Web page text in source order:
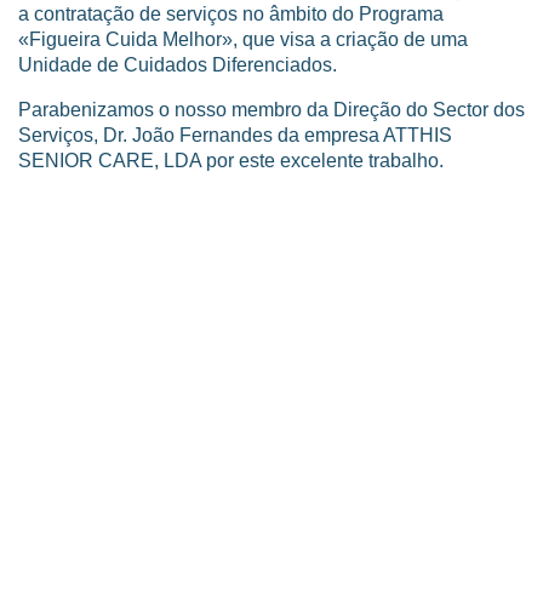
a contratação de serviços no âmbito do Programa
«Figueira Cuida Melhor», que visa a criação de uma
Unidade de Cuidados Diferenciados.
Parabenizamos o nosso membro da Direção do Sector dos
Serviços, Dr. João Fernandes da empresa ATTHIS
SENIOR CARE, LDA por este excelente trabalho.